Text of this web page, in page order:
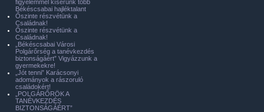
figyelemmel kísérünk több
Békéscsabai hajléktalant
Őszinte részvétünk a
Családnak!
Őszinte részvétünk a
Családnak!
„Békéscsabai Városi
Polgárőrség a tanévkezdés
biztonságáért” Vigyázzunk a
gyermekekre!
„Jót tenni” Karácsonyi
adományok a rászoruló
családokért!
„POLGÁRŐRÖK A
TANÉVKEZDÉS
BIZTONSÁGÁÉRT”